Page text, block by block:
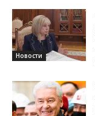
Новости